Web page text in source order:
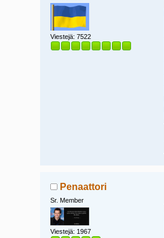
Viestejä: 7522
Penaattori
Sr. Member
Viestejä: 1967